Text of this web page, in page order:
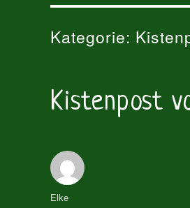
Kategorie:
Kistenpost
Autor
Elke